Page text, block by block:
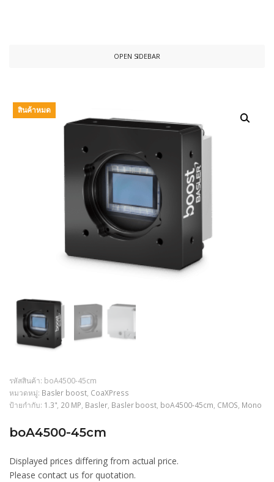
OPEN SIDEBAR
สินค้าหมด
รหัสสินค้า: boA4500-45cm
หมวดหมู่: Basler boost, CoaXPress
ป้ายกำกับ: 1.3", 20 MP, Basler, Basler boost, boA4500-45cm, CMOS, Mono
boA4500-45cm
Displayed prices differing from actual price.
Please contact us for quotation.